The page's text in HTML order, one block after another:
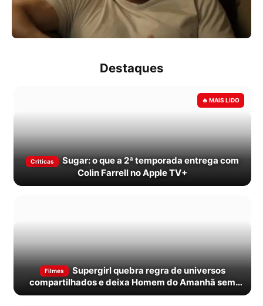
Destaques
Criticas
Sugar: o que a 2ª temporada entrega com
Colin Farrell no Apple TV+
Filmes
Supergirl quebra regra de universos
compartilhados e deixa Homem do Amanhã sem
nenhuma pista